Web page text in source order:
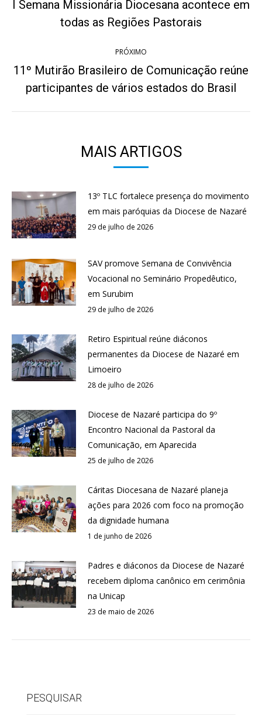
Post
anterior:
I Semana Missionária Diocesana acontece em
todas as Regiões Pastorais
PRÓXIMO
Próximo
post:
11º Mutirão Brasileiro de Comunicação reúne
participantes de vários estados do Brasil
MAIS ARTIGOS
13º TLC fortalece presença do movimento
em mais paróquias da Diocese de Nazaré
29 de julho de 2026
SAV promove Semana de Convivência
Vocacional no Seminário Propedêutico,
em Surubim
29 de julho de 2026
Retiro Espiritual reúne diáconos
permanentes da Diocese de Nazaré em
Limoeiro
28 de julho de 2026
Diocese de Nazaré participa do 9º
Encontro Nacional da Pastoral da
Comunicação, em Aparecida
25 de julho de 2026
Cáritas Diocesana de Nazaré planeja
ações para 2026 com foco na promoção
da dignidade humana
1 de junho de 2026
Padres e diáconos da Diocese de Nazaré
recebem diploma canônico em cerimônia
na Unicap
23 de maio de 2026
PESQUISAR